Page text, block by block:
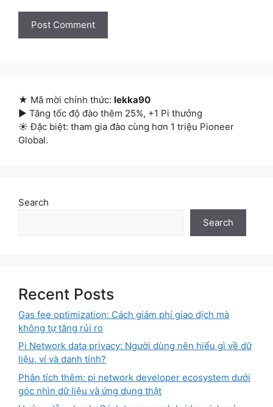
★ Mã mời chính thức: lekka90
▶ Tăng tốc độ đào thêm 25%, +1 Pi thưởng
☀ Đặc biệt: tham gia đào cùng hơn 1 triệu Pioneer
Global.
Search
Search
Recent Posts
Gas fee optimization: Cách giảm phí giao dịch mà
không tự tăng rủi ro
Pi Network data privacy: Người dùng nên hiểu gì về dữ
liệu, ví và danh tính?
Phân tích thêm: pi network developer ecosystem dưới
góc nhìn dữ liệu và ứng dụng thật